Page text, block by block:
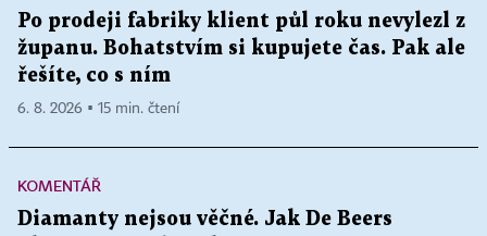
Po prodeji fabriky klient půl roku nevylezl z
županu. Bohatstvím si kupujete čas. Pak ale
řešíte, co s ním
6. 8. 2026 ▪ 15 min. čtení
KOMENTÁŘ
Diamanty nejsou věčné. Jak De Beers